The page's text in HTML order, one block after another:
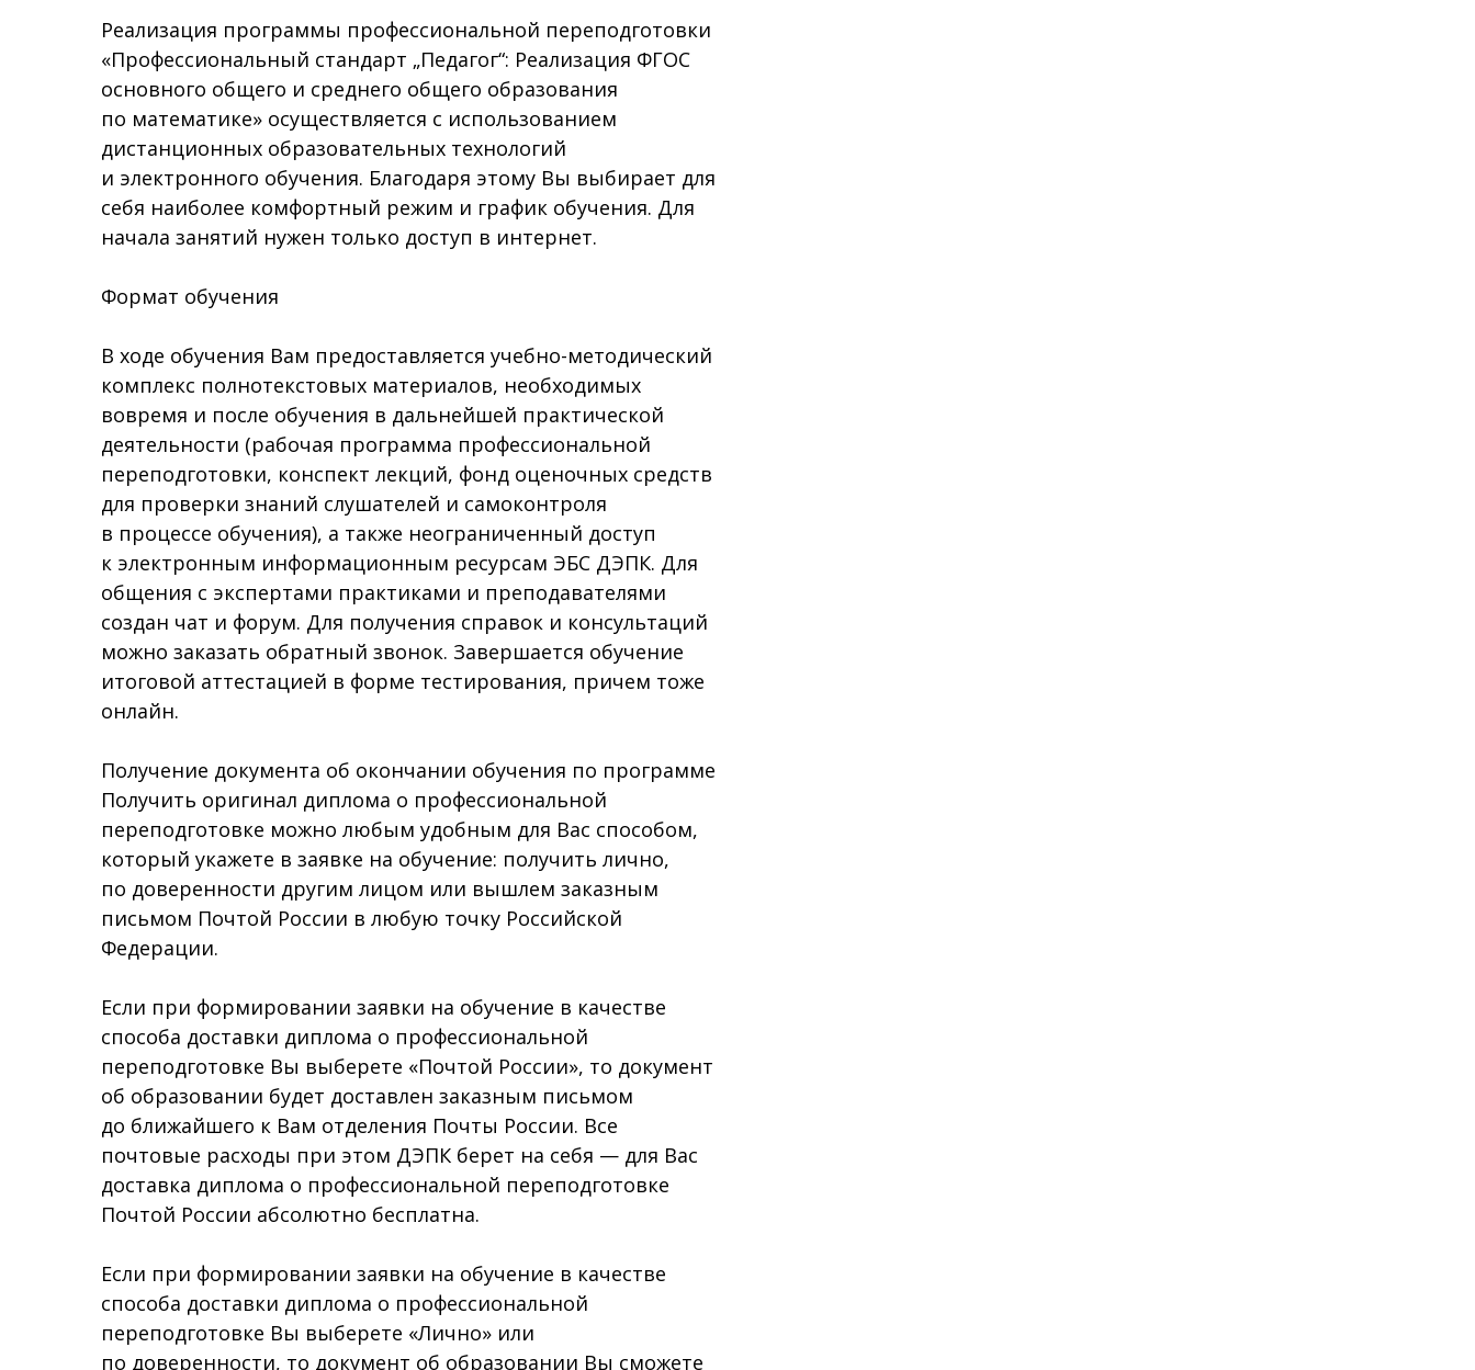
Реализация программы профессиональной переподготовки
«Профессиональный стандарт „Педагог“: Реализация ФГОС
основного общего и среднего общего образования
по математике» осуществляется с использованием
дистанционных образовательных технологий
и электронного обучения. Благодаря этому Вы выбирает для
себя наиболее комфортный режим и график обучения. Для
начала занятий нужен только доступ в интернет.
Формат обучения
В ходе обучения Вам предоставляется учебно-методический
комплекс полнотекстовых материалов, необходимых
вовремя и после обучения в дальнейшей практической
деятельности (рабочая программа профессиональной
переподготовки, конспект лекций, фонд оценочных средств
для проверки знаний слушателей и самоконтроля
в процессе обучения), а также неограниченный доступ
к электронным информационным ресурсам ЭБС ДЭПК. Для
общения с экспертами практиками и преподавателями
создан чат и форум. Для получения справок и консультаций
можно заказать обратный звонок. Завершается обучение
итоговой аттестацией в форме тестирования, причем тоже
онлайн.
Получение документа об окончании обучения по программе
Получить оригинал диплома о профессиональной
переподготовке можно любым удобным для Вас способом,
который укажете в заявке на обучение: получить лично,
по доверенности другим лицом или вышлем заказным
письмом Почтой России в любую точку Российской
Федерации.
Если при формировании заявки на обучение в качестве
способа доставки диплома о профессиональной
переподготовке Вы выберете «Почтой России», то документ
об образовании будет доставлен заказным письмом
до ближайшего к Вам отделения Почты России. Все
почтовые расходы при этом ДЭПК берет на себя — для Вас
доставка диплома о профессиональной переподготовке
Почтой России абсолютно бесплатна.
Если при формировании заявки на обучение в качестве
способа доставки диплома о профессиональной
переподготовке Вы выберете «Лично» или
по доверенности, то документ об образовании Вы сможете